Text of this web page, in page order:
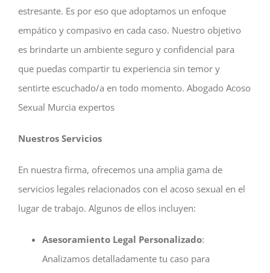
estresante. Es por eso que adoptamos un enfoque
empático y compasivo en cada caso. Nuestro objetivo
es brindarte un ambiente seguro y confidencial para
que puedas compartir tu experiencia sin temor y
sentirte escuchado/a en todo momento. Abogado Acoso
Sexual Murcia expertos
Nuestros Servicios
En nuestra firma, ofrecemos una amplia gama de
servicios legales relacionados con el acoso sexual en el
lugar de trabajo. Algunos de ellos incluyen:
Asesoramiento Legal Personalizado:
Analizamos detalladamente tu caso para